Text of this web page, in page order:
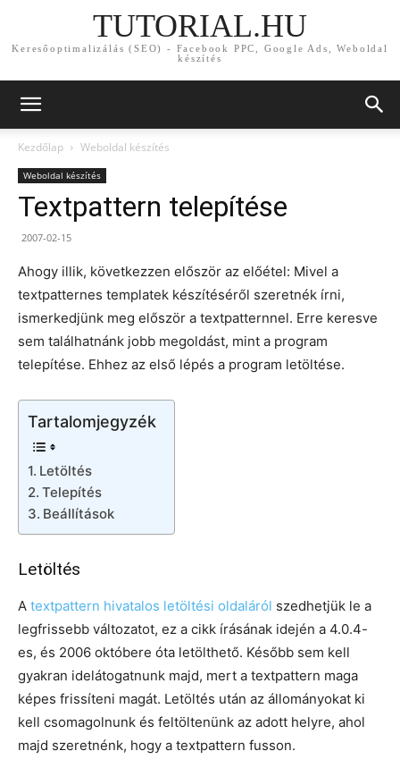
TUTORIAL.HU
Keresőoptimalizálás (SEO) - Facebook PPC, Google Ads, Weboldal
készítés
Kezdőlap Weboldal készítés
Weboldal készítés
Textpattern telepítése
2007-02-15
Ahogy illik, következzen először az előétel: Mivel a
textpatternes templatek készítéséről szeretnék írni,
ismerkedjünk meg először a textpatternnel. Erre keresve
sem találhatnánk jobb megoldást, mint a program
telepítése. Ehhez az első lépés a program letöltése.
Tartalomjegyzék
Letöltés
Telepítés
Beállítások
Letöltés
A textpattern hivatalos letöltési oldaláról szedhetjük le a
legfrissebb változatot, ez a cikk írásának idején a 4.0.4-
es, és 2006 októbere óta letölthető. Később sem kell
gyakran idelátogatnunk majd, mert a textpattern maga
képes frissíteni magát. Letöltés után az állományokat ki
kell csomagolnunk és feltöltenünk az adott helyre, ahol
majd szeretnénk, hogy a textpattern fusson.